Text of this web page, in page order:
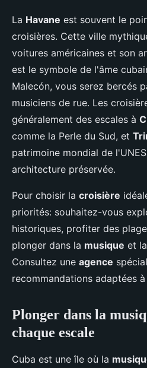
La Havane est souvent le
croisières. Cette ville
voitures américaines et son
est le symbole de l'âme
Malecón, vous serez bercés
musiciens de rue. Les
généralement des escales à
comme la Perle du Sud, et
patrimoine mondial de
architecture préservée.
Pour choisir la croisière
priorités: souhaitez-vous
historiques, profiter des
plonger dans la musique et
Consultez une agence
recommandations adaptées
Plonger dans la
chaque escale
Cuba est une île où la